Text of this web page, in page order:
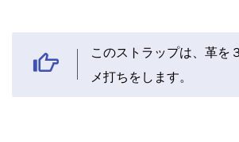
このストラップは、革を
メ打ちをします。